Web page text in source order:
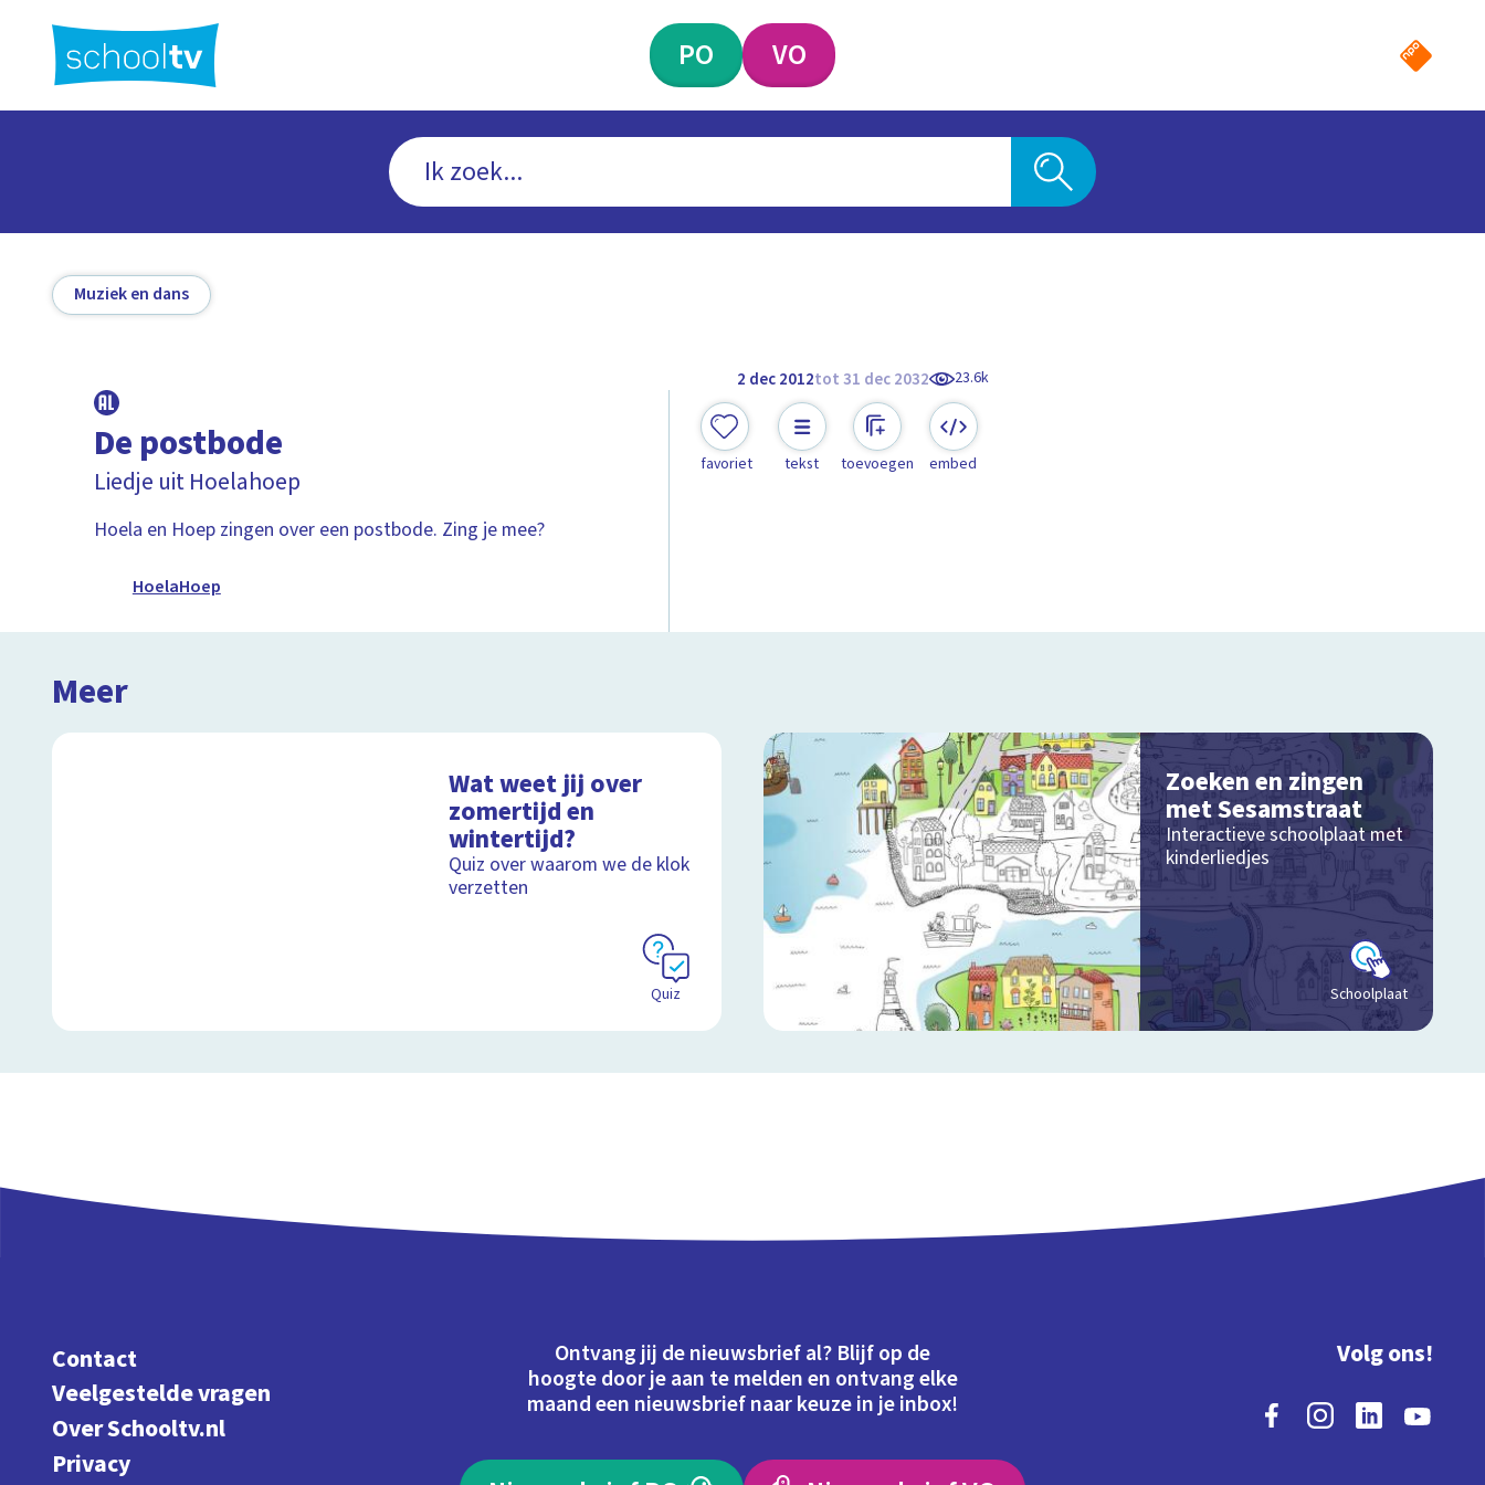
hoofdinhoud
PO VO
Muziek en dans
2 dec 2012tot 31 dec 2032 23.6k
De postbode
Liedje uit Hoelahoep
Hoela en Hoep zingen over een postbode. Zing je mee?
HoelaHoep
favoriet tekst toevoegen embed
Meer
Wat weet jij over
zomertijd en
wintertijd?
Quiz over waarom we de klok
verzetten
Quiz
Zoeken en zingen
met Sesamstraat
Interactieve schoolplaat met
kinderliedjes
Schoolplaat
Contact
Veelgestelde vragen
Over Schooltv.nl
Privacy
Ontvang jij de nieuwsbrief al? Blijf op de
hoogte door je aan te melden en ontvang elke
maand een nieuwsbrief naar keuze in je inbox!
Volg ons!